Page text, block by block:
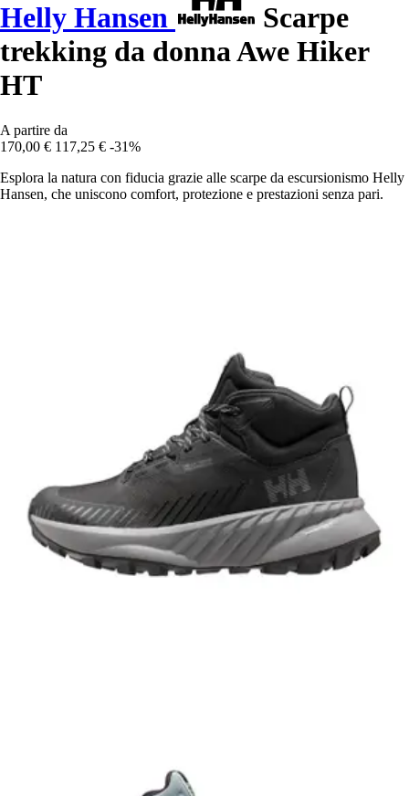
Helly Hansen
Scarpe
trekking da donna Awe Hiker
HT
A partire da
170,00 € 117,25 € -31%
Esplora la natura con fiducia grazie alle scarpe da escursionismo Helly
Hansen, che uniscono comfort, protezione e prestazioni senza pari.